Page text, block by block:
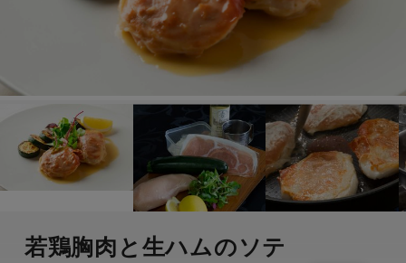
若鶏胸肉と生ハムのソテ